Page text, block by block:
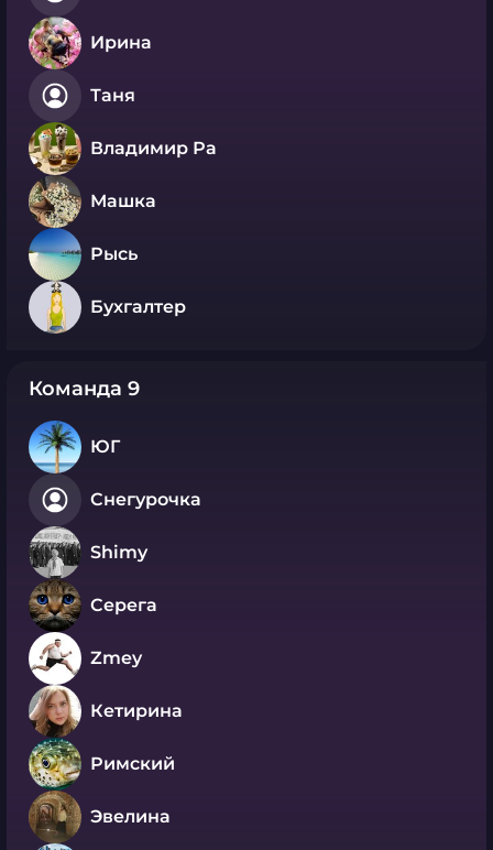
Ирина
Таня
Владимир Ра
Машка
Рысь
Бухгалтер
Команда 9
ЮГ
Снегурочка
Shimy
Серега
Zmey
Кетирина
Римский
Эвелина